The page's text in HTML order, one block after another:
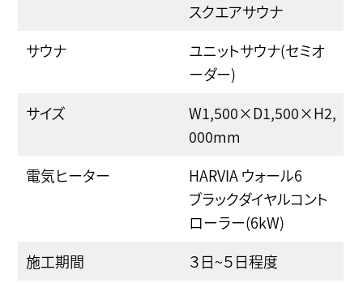
スクエアサウナ
サウナ
ユニットサウナ(セミオ
ーダー)
サイズ
W1,500×D1,500×H2,
000mm
電気ヒーター
HARVIA ウォール6
ブラックダイヤルコント
ローラー(6kW)
施工期間
３日~５日程度